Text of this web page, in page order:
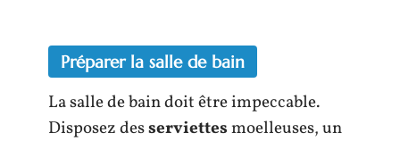
Préparer la salle de bain
La salle de bain doit être impeccable.
Disposez desserviettesmoelleuses, un